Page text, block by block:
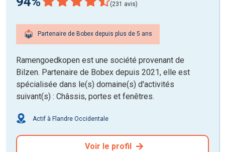
(231 avis)
Partenaire de Bobex depuis plus de 5 ans
Ramengoedkopen est une société provenant de
Bilzen. Partenaire de Bobex depuis 2021, elle est
spécialisée dans le(s) domaine(s) d'activités
suivant(s) : Châssis, portes et fenêtres.
Actif à Flandre Occidentale
Voir le profil